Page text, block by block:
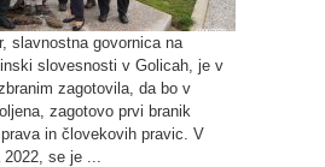
slavnostna govornica na
slovesnosti v Golicah, je v
zagotovila, da bo v
zagotovo prvi branik
in človekovih pravic. V
2022, se je ...